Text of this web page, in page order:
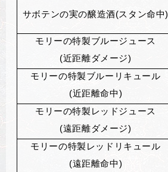
サボテンの実の醸造酒(スタン命中)
モリーの特製ブルージュース
(近距離ダメージ)
モリーの特製ブルーリキュール
(近距離命中)
モリーの特製レッドジュース
(遠距離ダメージ)
モリーの特製レッドリキュール
(遠距離命中)